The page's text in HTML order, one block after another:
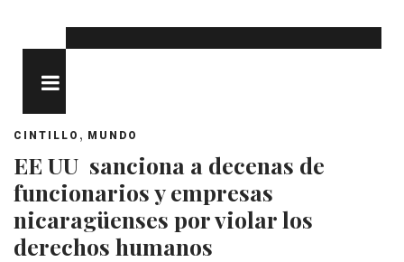
CINTILLO , MUNDO
EE UU sanciona a decenas de
funcionarios y empresas
nicaragüenses por violar los
derechos humanos